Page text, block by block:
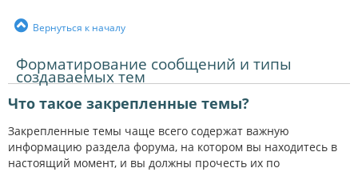
Вернуться к началу
Форматирование сообщений и типы
создаваемых тем
Что такое закрепленные темы?
Закрепленные темы чаще всего содержат важную
информацию раздела форума, на котором вы находитесь в
настоящий момент, и вы должны прочесть их по